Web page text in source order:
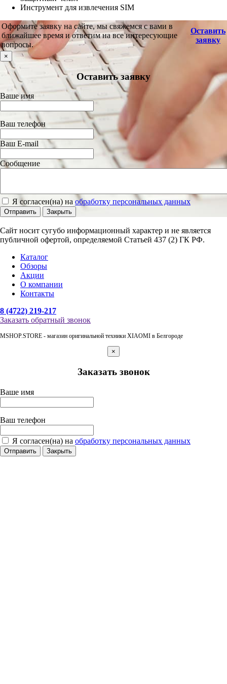
Инструмент для извлечения SIM
Оформите заявку на сайте, мы свяжемся с вами в
ближайшее время и ответим на все интересующие
вопросы.
Оставить
заявку
×
Оставить заявку
Ваше имя
Ваш телефон
Ваш E-mail
Сообщение
Я согласен(на) на обработку персональных данных
Отправить Закрыть
Сайт носит сугубо информационный характер и не является
публичной офертой, определяемой Статьей 437 (2) ГК РФ.
Каталог
Обзоры
Акции
О компании
Контакты
8 (4722) 219-217
Заказать обратный звонок
MSHOP.STORE - магазин оригинальной техники XIAOMI в Белгороде
×
Заказать звонок
Ваше имя
Ваш телефон
Я согласен(на) на обработку персональных данных
Отправить Закрыть